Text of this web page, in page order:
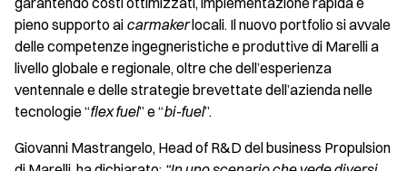
pieno supporto ai carmakerlocali. Il nuovo portfolio si avvale
delle competenze ingegneristiche e produttive di Marelli a
livello globale e regionale, oltre che dell’esperienza
ventennale e delle strategie brevettate dell’azienda nelle
tecnologie “flex fuel” e “bi-fuel”.
Giovanni Mastrangelo, Head of R&D del business Propulsion